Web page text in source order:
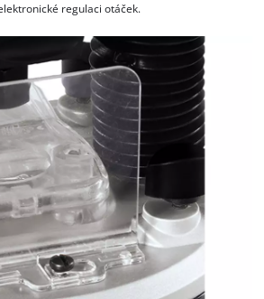
regulaci otáček.